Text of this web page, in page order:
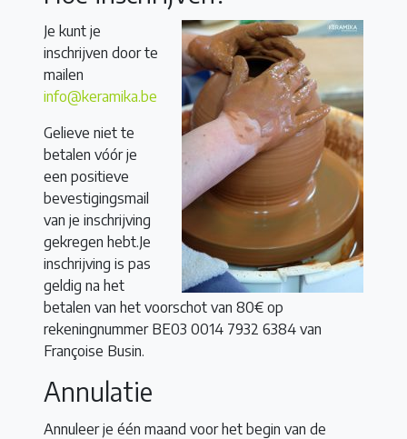
Je kunt je
inschrijven door te
mailen
info@keramika.be
Gelieve niet te
betalen vóór je
een positieve
bevestigingsmail
van je inschrijving
gekregen hebt.Je
inschrijving is pas
geldig na het
betalen van het voorschot van 80€ op
rekeningnummer BE03 0014 7932 6384 van
Françoise Busin.
Annulatie
Annuleer je één maand voor het begin van de